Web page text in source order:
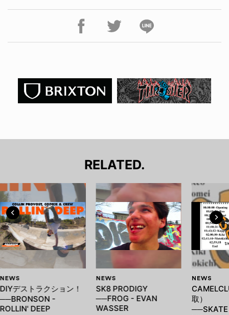
RELATED.
NEWS
DIYデストラクション！
──BRONSON -
ROLLIN' DEEP
NEWS
SK8 PRODIGY
──FROG - EVAN
WASSER
NEWS
取）
──SKATE